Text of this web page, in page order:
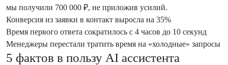
мы получили 700 000 ₽, не приложив усилий.
Конверсия из заявки в контакт выросла на 35%
Время первого ответа сократилось с 4 часов до 10 секунд
Менеджеры перестали тратить время на «холодные» запросы
5 фактов в пользу AI ассистента